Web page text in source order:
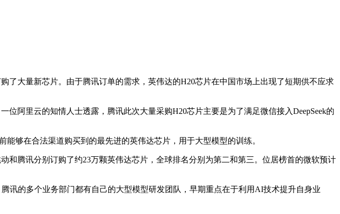
大量新芯片。由于腾讯订单的需求，英伟达的H20芯片在中国市场上出现了短期供不应求
里云的知情人士透露，腾讯此次大量采购H20芯片主要是为了满足微信接入DeepSeek的
够在合法渠道购买到的最先进的英伟达芯片，用于大型模型的训练。
腾讯分别订购了约23万颗英伟达芯片，全球排名分别为第二和第三。位居榜首的微软预计
的多个业务部门都有自己的大型模型研发团队，早期重点在于利用AI技术提升自身业